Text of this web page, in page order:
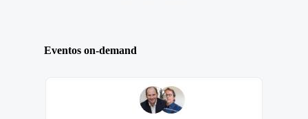
Eventos on-demand